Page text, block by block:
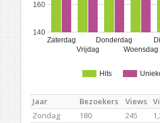
Hits
Zaterdag
Vrijdag
Donderdag
Woensdag
140
160
Jaar Bezoekers Views
Zondag
180 245